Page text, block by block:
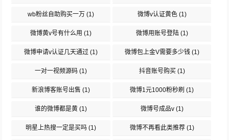
wb粉丝自助购买一万 (1) 微博v认证黄色(1)
微博黄v号有什么用 (1) 微博用账号登陆(1)
微博申请v认证几天通过 (1) 微博包上金V需要多少钱(1)
一对一视频源码 (1) 抖音账号购买(1)
新浪博客账号出售 (1) 微博1元1000粉秒刷 (1)
谁的微博都是黄 (1) 微博号成品v(1)
明星上热搜一定是买吗 (1) 微博不再看此类推荐(1)